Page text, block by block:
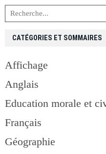
CATÉGORIES ET SOMMAIRES
Affichage
Anglais
Education morale et
Français
Géographie